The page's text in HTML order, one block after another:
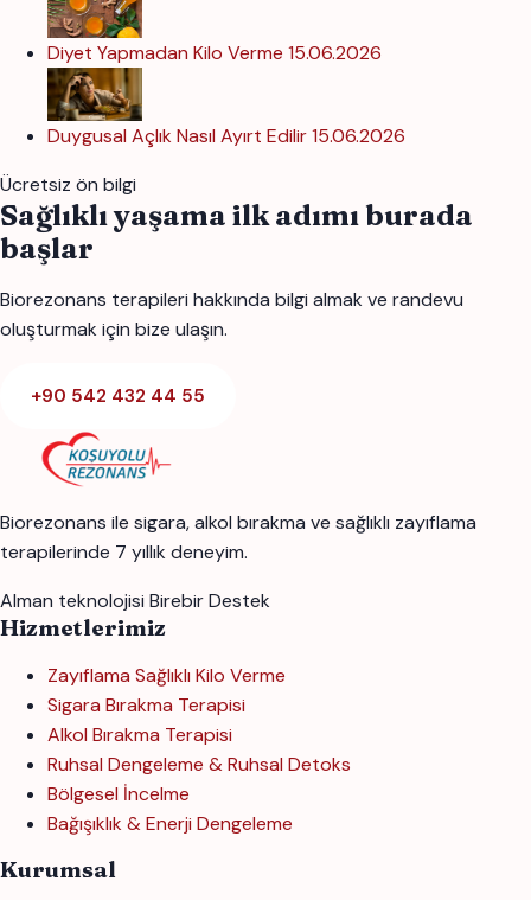
Diyet Yapmadan Kilo Verme 15.06.2026
Duygusal Açlık Nasıl Ayırt Edilir15.06.2026
Ücretsiz ön bilgi
Sağlıklı yaşama ilk adımı burada
başlar
Biorezonans terapileri hakkında bilgi almak ve randevu
oluşturmak için bize ulaşın.
+90 542 432 44 55
Biorezonans ile sigara, alkol bırakma ve sağlıklı zayıflama
terapilerinde 7 yıllık deneyim.
Alman teknolojisi Birebir Destek
Hizmetlerimiz
Zayıflama Sağlıklı Kilo Verme
Sigara Bırakma Terapisi
Alkol Bırakma Terapisi
Ruhsal Dengeleme & Ruhsal Detoks
Bölgesel İncelme
Bağışıklık & Enerji Dengeleme
Kurumsal